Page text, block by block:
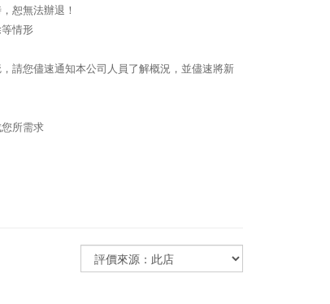
恕無法辦退！
情形
請您儘速通知本公司人員了解概況，並儘速將新
所需求